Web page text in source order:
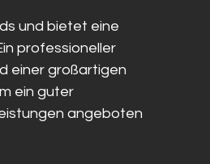
und bietet eine
professioneller
einer großartigen
ein guter
angeboten